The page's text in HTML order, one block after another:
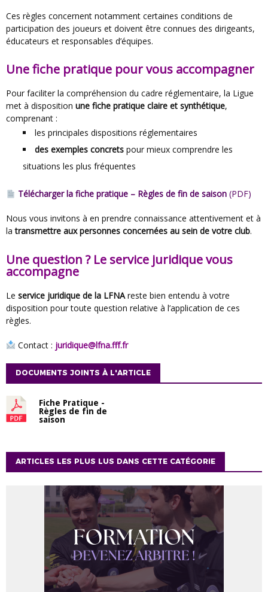
Ces règles concernent notamment certaines conditions de
participation des joueurs et doivent être connues des dirigeants,
éducateurs et responsables d’équipes.
Une fiche pratique pour vous accompagner
Pour faciliter la compréhension du cadre réglementaire, la Ligue
met à disposition une fiche pratique claire et synthétique,
comprenant :
les principales dispositions réglementaires
des exemples concrets pour mieux comprendre les
situations les plus fréquentes
Télécharger la fiche pratique – Règles de fin de saison(PDF)
Nous vous invitons à en prendre connaissance attentivement et à
latransmettre aux personnes concernées au sein de votre club.
Une question ? Le service juridique vous
accompagne
Le service juridique de la LFNA reste bien entendu à votre
disposition pour toute question relative à l’application de ces
règles.
Contact : juridique@lfna.fff.fr
DOCUMENTS JOINTS À L'ARTICLE
Fiche Pratique -
Règles de fin de
saison
ARTICLES LES PLUS LUS DANS CETTE CATÉGORIE